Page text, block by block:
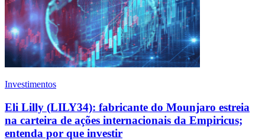
Investimentos
Eli Lilly (LILY34): fabricante do Mounjaro estreia
na carteira de ações internacionais da Empiricus;
entenda por que investir